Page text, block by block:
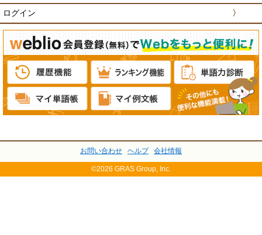
ログイン 〉
お問い合わせ ヘルプ 会社情報
©2026 GRAS Group, Inc.